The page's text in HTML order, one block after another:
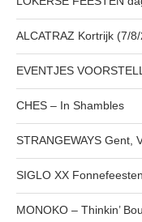
ALCATRAZ Kortrijk (7/
EVENTJES
CHES – In Shambles
STRANGEWAYS Gent,
SIGLO XX
MONOKO – Thinkin’